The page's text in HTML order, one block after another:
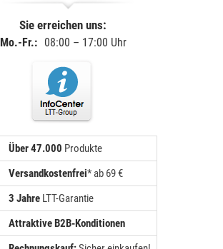
Sie erreichen uns:
Mo.-Fr.: 08:00 – 17:00 Uhr
Über 47.000 Produkte
Versandkostenfrei* ab 69 €
3 JahreLTT-Garantie
Attraktive B2B-Konditionen